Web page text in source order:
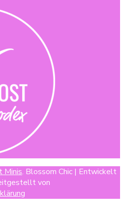
Minis. Blossom Chic | Entwickelt
von